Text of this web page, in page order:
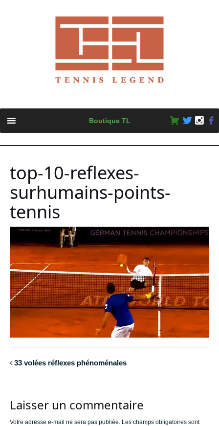
content
Boutique TL
top-10-reflexes-
surhumains-points-
tennis
33 volées réflexes phénoménales
Laisser un commentaire
Votre adresse e-mail ne sera pas publiée. Les champs obligatoires sont